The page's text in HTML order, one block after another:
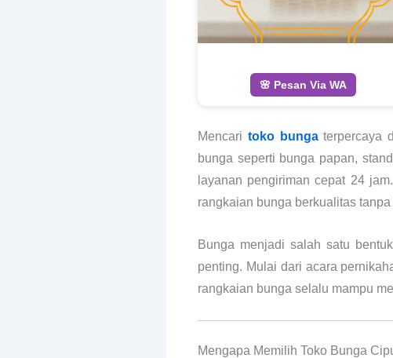
🌸 Pesan Via WA
Mencari toko bungaterpercaya
bunga seperti bunga papan,
layanan pengiriman cepat 24
rangkaian bunga berkualitas
Bunga menjadi salah satu
penting. Mulai dari acara
rangkaian bunga selalu mampu
Mengapa Memilih Toko Bunga